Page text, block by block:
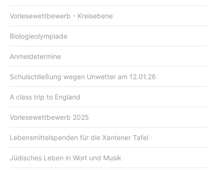
Vorlesewettbewerb - Kreisebene
Biologieolympiade
Anmeldetermine
Schulschließung wegen Unwetter am 12.01.26
A class trip to England
Vorlesewettbewerb 2025
Lebensmittelspenden für die Xantener Tafel
Jüdisches Leben in Wort und Musik